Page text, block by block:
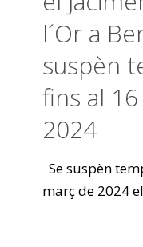
l´Or a
suspèn
fins al
2024
Se suspèn
març de 2024